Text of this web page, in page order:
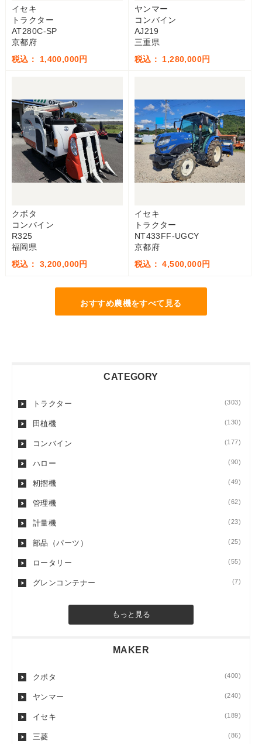
イセキ
トラクター
AT280C-SP
京都府
税込： 1,400,000円
ヤンマー
コンバイン
AJ219
三重県
税込： 1,280,000円
クボタ
コンバイン
R325
福岡県
税込： 3,200,000円
イセキ
トラクター
NT433FF-UGCY
京都府
税込： 4,500,000円
おすすめ農機をすべて見る
CATEGORY
トラクター (303)
田植機 (130)
コンバイン (177)
ハロー (90)
籾摺機 (49)
管理機 (62)
計量機 (23)
部品（パーツ） (25)
ロータリー (55)
グレンコンテナー (7)
もっと見る
MAKER
クボタ (400)
ヤンマー (240)
イセキ (189)
三菱 (86)